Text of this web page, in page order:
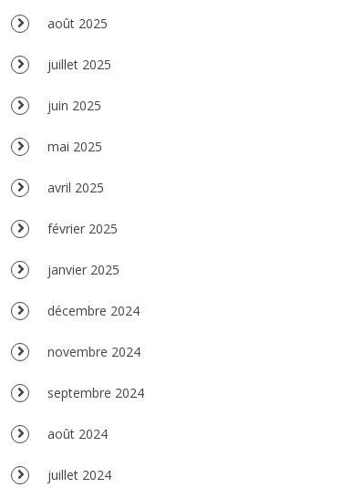
août 2025
juillet 2025
juin 2025
mai 2025
avril 2025
février 2025
janvier 2025
décembre 2024
novembre 2024
septembre 2024
août 2024
juillet 2024